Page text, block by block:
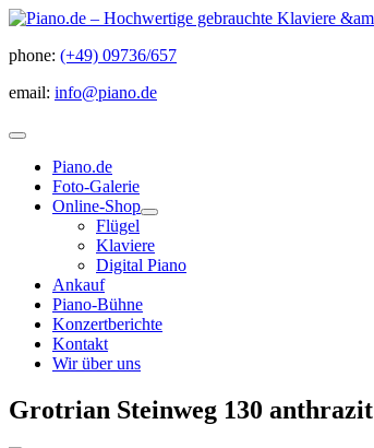
phone: (+49) 09736/657
email: info@piano.de
Piano.de
Foto-Galerie
Online-Shop
Flügel
Klaviere
Digital Piano
Ankauf
Piano-Bühne
Konzertberichte
Kontakt
Wir über uns
Grotrian Steinweg 130 anthrazit